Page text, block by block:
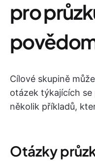
pro
Cílové skupině
otázek týkajících se
několik příkladů,
Otázky